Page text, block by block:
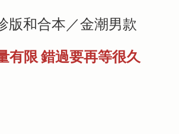
版和合本／金潮男款
有限 錯過要再等很久